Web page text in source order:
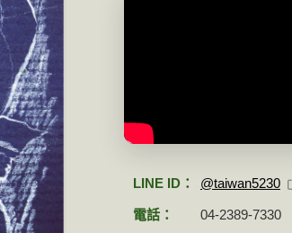
LINE ID： @taiwan5230
電話： 04-2389-7330